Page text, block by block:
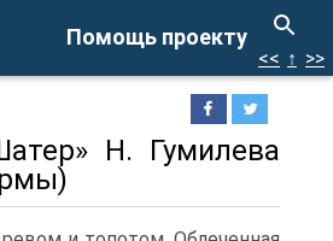
Помощь проекту
<< ↑ >>
Н. Гумилева